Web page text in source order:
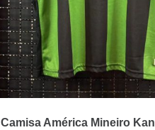
Camisa América Mineiro